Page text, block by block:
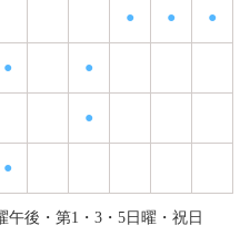
● ● ●
● ●
●
●
後・第1・3・5日曜・祝日